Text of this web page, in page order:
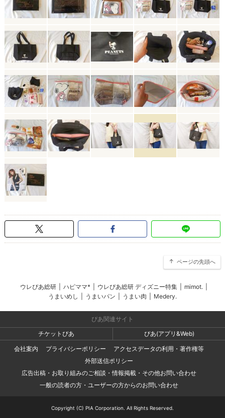
ページの先頭へ
ウレぴあ総研 ハピママ* ウレぴあ総研 ディズニー特集 mimot.
うまいめし
うまいパン うまい肉 Medery.
ぴあ関連サイト
チケットぴあ
ぴあ(アプリ&Web)
会社案内
プライバシーポリシー
アクセスデータの利用・著作権等
外部送信ポリシー
広告出稿・お取り組みのご相談・情報掲載・その他お問い合わせ
一般の読者の方・ユーザーの方からのお問い合わせ
Copyright (C) PIA Corporation. All Rights Reserved.